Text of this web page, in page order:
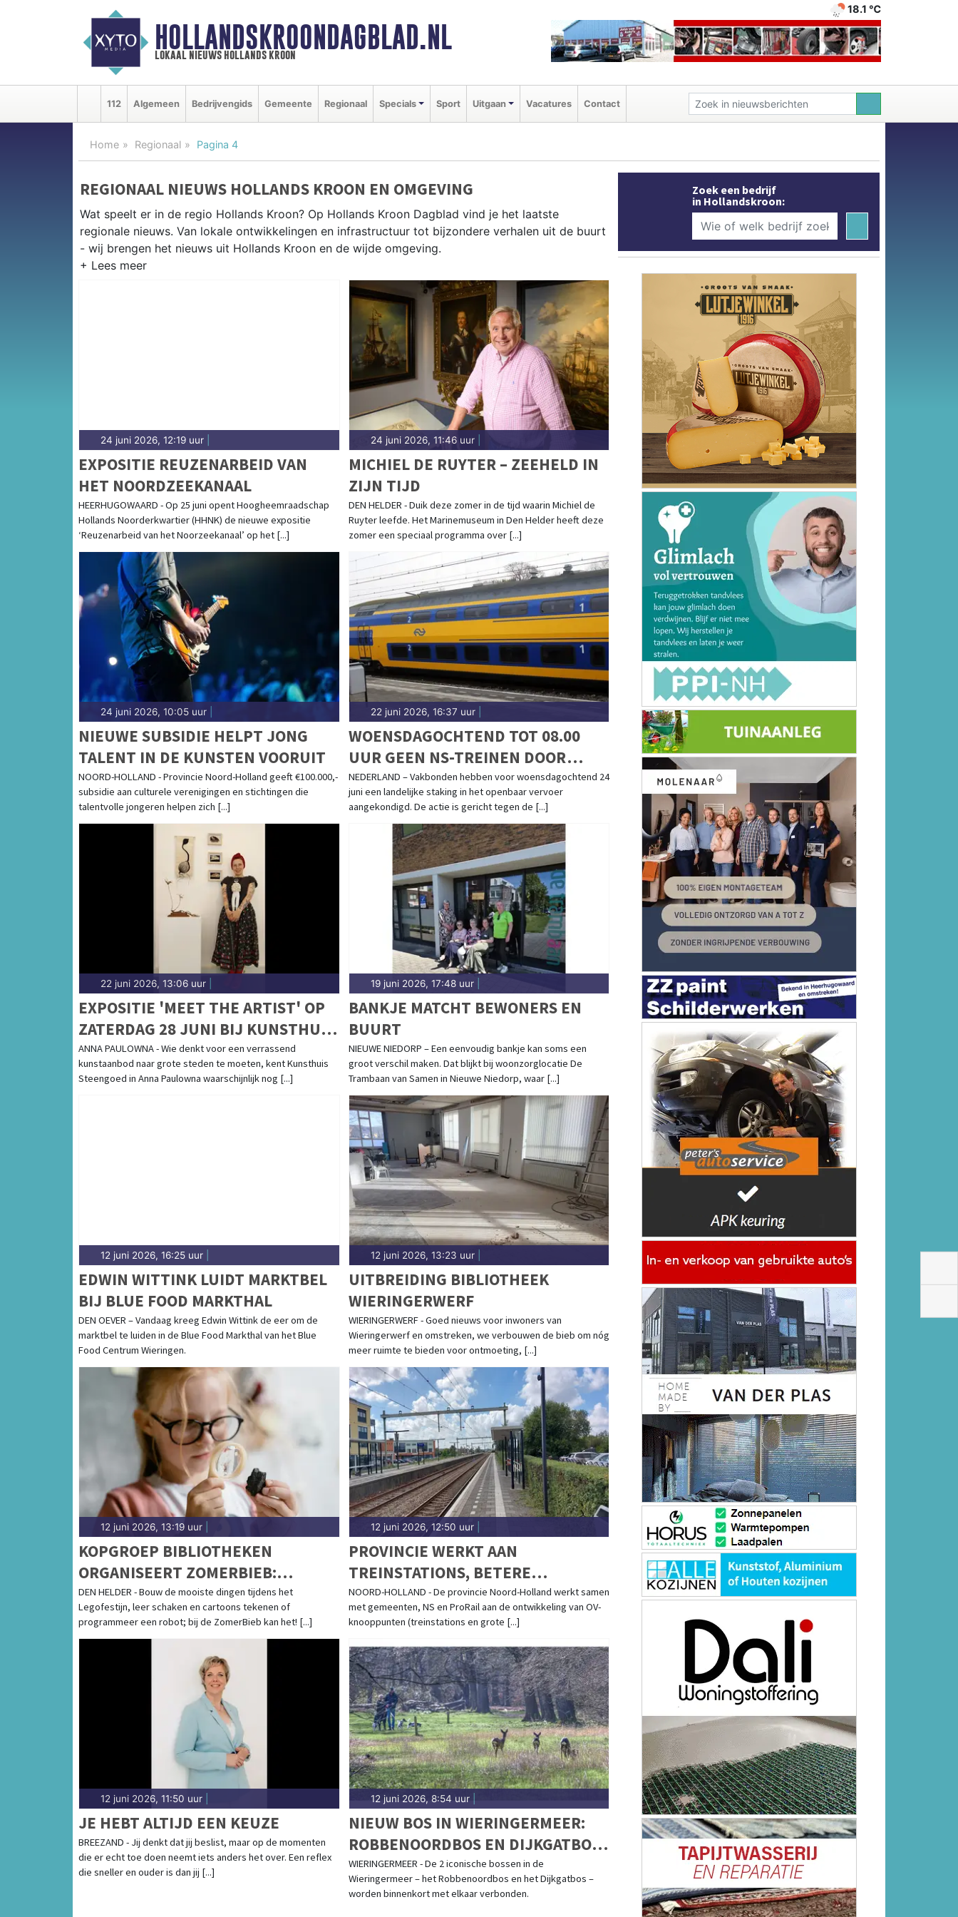
HOLLANDSKROONDAGBLAD.NL
lokaal nieuws hollands kroon
18.1 ℃
112 Algemeen Bedrijvengids Gemeente Regionaal Specials Sport Uitgaan Vacatures Contact
Home Regionaal Pagina 4
REGIONAAL NIEUWS HOLLANDS KROON EN OMGEVING
Wat speelt er in de regio Hollands Kroon? Op Hollands Kroon Dagblad vind je het laatste
regionale nieuws. Van lokale ontwikkelingen en infrastructuur tot bijzondere verhalen uit de buurt
- wij brengen het nieuws uit Hollands Kroon en de wijde omgeving.
Naast Hollands Kroon volgen wij ook het nieuws uit Schagen, Den Helder, Texel en andere
24 juni 2026, 12:19 uur
EXPOSITIE REUZENARBEID VAN
HET NOORDZEEKANAAL
HEERHUGOWAARD - Op 25 juni opent Hoogheemraadschap
Hollands Noorderkwartier (HHNK) de nieuwe expositie
‘Reuzenarbeid van het Noorzeekanaal’ op het [...]
24 juni 2026, 11:46 uur|
MICHIEL DE RUYTER – ZEEHELD IN
ZIJN TIJD
DEN HELDER - Duik deze zomer in de tijd waarin Michiel de
Ruyter leefde. Het Marinemuseum in Den Helder heeft deze
zomer een speciaal programma over [...]
24 juni 2026, 10:05 uur
NIEUWE SUBSIDIE HELPT JONG
TALENT IN DE KUNSTEN VOORUIT
NOORD-HOLLAND - Provincie Noord-Holland geeft €100.000,-
subsidie aan culturele verenigingen en stichtingen die
talentvolle jongeren helpen zich [...]
22 juni 2026, 16:37 uur|
WOENSDAGOCHTEND TOT 08.00
UUR GEEN NS-TREINEN DOOR
LANDELIJKE STAKING
NEDERLAND – Vakbonden hebben voor woensdagochtend 24
juni een landelijke staking in het openbaar vervoer
aangekondigd. De actie is gericht tegen de [...]
22 juni 2026, 13:06 uur
EXPOSITIE 'MEET THE ARTIST' OP
ZATERDAG 28 JUNI BIJ KUNSTHUIS
STEENGOED IN ANNA PAULOWNA
ANNA PAULOWNA - Wie denkt voor een verrassend
kunstaanbod naar grote steden te moeten, kent Kunsthuis
Steengoed in Anna Paulowna waarschijnlijk nog [...]
19 juni 2026, 17:48 uur|
BANKJE MATCHT BEWONERS EN
BUURT
NIEUWE NIEDORP – Een eenvoudig bankje kan soms een
groot verschil maken. Dat blijkt bij woonzorglocatie De
Trambaan van Samen in Nieuwe Niedorp, waar [...]
12 juni 2026, 16:25 uur
EDWIN WITTINK LUIDT MARKTBEL
BIJ BLUE FOOD MARKTHAL
DEN OEVER – Vandaag kreeg Edwin Wittink de eer om de
marktbel te luiden in de Blue Food Markthal van het Blue
Food Centrum Wieringen.
12 juni 2026, 13:23 uur|
UITBREIDING BIBLIOTHEEK
WIERINGERWERF
WIERINGERWERF - Goed nieuws voor inwoners van
Wieringerwerf en omstreken, we verbouwen de bieb om nóg
meer ruimte te bieden voor ontmoeting, [...]
12 juni 2026, 13:19 uur
KOPGROEP BIBLIOTHEKEN
ORGANISEERT ZOMERBIEB:
ACTIVITEITEN VOOR KINDEREN
TIJDENS DE ZOMERVAKANTIE
DEN HELDER - Bouw de mooiste dingen tijdens het
Legofestijn, leer schaken en cartoons tekenen of
programmeer een robot; bij de ZomerBieb kan het! [...]
12 juni 2026, 12:50 uur|
PROVINCIE WERKT AAN
TREINSTATIONS, BETERE
OVERSTAP EN GOED BEREIKBARE
WONINGEN
NOORD-HOLLAND - De provincie Noord-Holland werkt samen
met gemeenten, NS en ProRail aan de ontwikkeling van OV-
knooppunten (treinstations en grote [...]
12 juni 2026, 11:50 uur
JE HEBT ALTIJD EEN KEUZE
BREEZAND - Jij denkt dat jij beslist, maar op de momenten
die er echt toe doen neemt iets anders het over. Een reflex
die sneller en ouder is dan jij [...]
12 juni 2026, 8:54 uur|
NIEUW BOS IN WIERINGERMEER:
ROBBENOORDBOS EN DIJKGATBOS
GROEIEN STRAKS AAN ELKAAR
WIERINGERMEER - De 2 iconische bossen in de
Wieringermeer – het Robbenoordbos en het Dijkgatbos –
worden binnenkort met elkaar verbonden.
Zoek een bedrijf
in Hollandskroon: